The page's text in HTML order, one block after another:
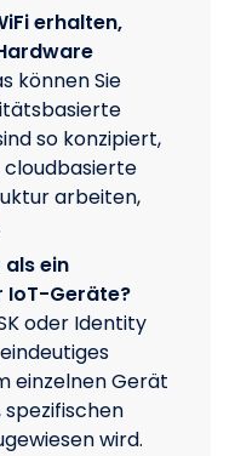
erhalten,
können Sie
so konzipiert,
cloudbasierte
arbeiten,
als ein
Geräte?
oder Identity
einzelnen Gerät
wird.